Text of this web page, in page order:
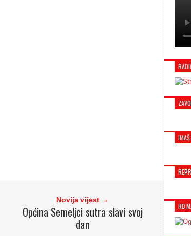
Novija vijest →
Općina Semeljci sutra slavi svoj
dan
RĐ